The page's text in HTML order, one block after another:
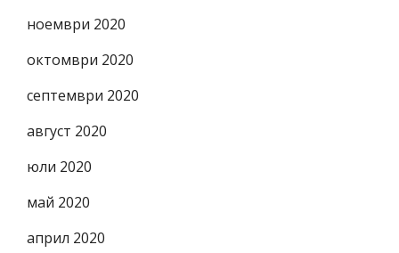
ноември 2020
октомври 2020
септември 2020
август 2020
юли 2020
май 2020
април 2020